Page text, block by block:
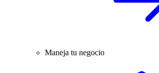
Maneja tu negocio